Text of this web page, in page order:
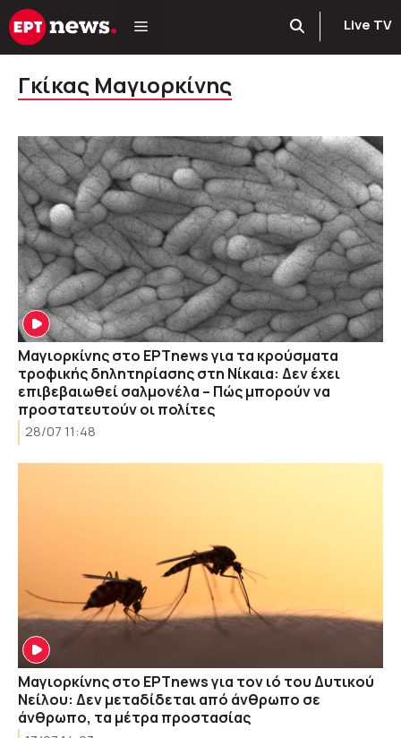
Μετάβαση
σε
Live TV
Γκίκας Μαγιορκίνης
Μαγιορκίνης στο ΕΡΤnews για τα κρούσματα
τροφικής δηλητηρίασης στη Νίκαια: Δεν έχει
επιβεβαιωθεί σαλμονέλα – Πώς μπορούν να
προστατευτούν οι πολίτες
28/07 11:48
Μαγιορκίνης στο ΕΡΤnews για τον ιό του Δυτικού
Νείλου: Δεν μεταδίδεται από άνθρωπο σε
άνθρωπο, τα μέτρα προστασίας